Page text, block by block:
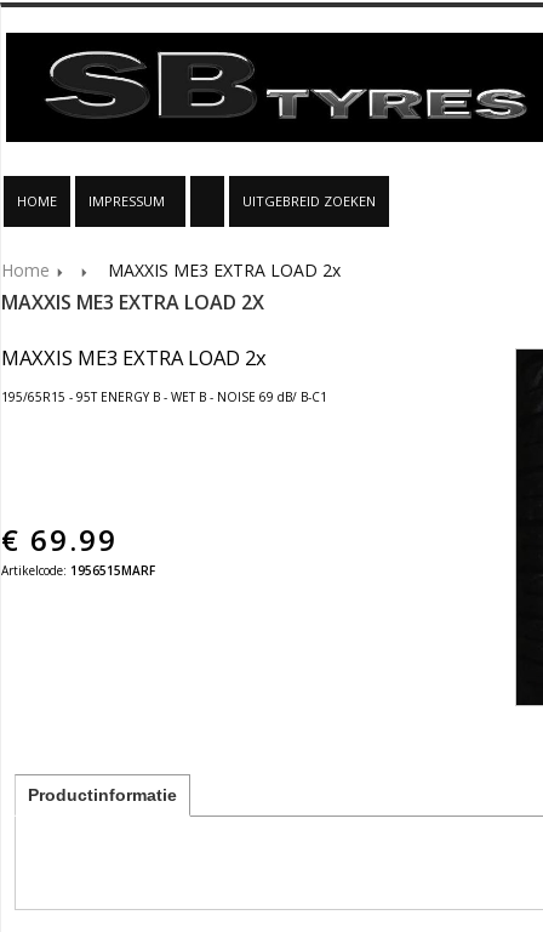
HOME IMPRESSUM UITGEBREID ZOEKEN
Home MAXXIS ME3 EXTRA LOAD 2x
MAXXIS ME3 EXTRA LOAD 2X
MAXXIS ME3 EXTRA LOAD 2x
195/65R15 - 95T ENERGY B - WET B - NOISE 69 dB/ B-C1
€ 69.99
Artikelcode: 1956515MARF
Productinformatie